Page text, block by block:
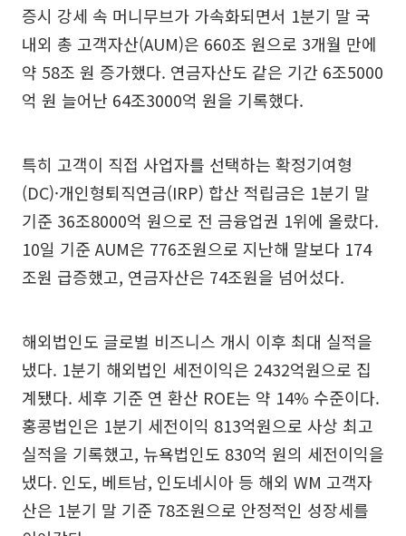
증시 강세 속 머니무브가 가속화되면서 1분기 말 국
내외 총 고객자산(AUM)은 660조 원으로 3개월 만에
약 58조 원 증가했다. 연금자산도 같은 기간 6조5000
억 원 늘어난 64조3000억 원을 기록했다.
특히 고객이 직접 사업자를 선택하는 확정기여형
(DC)·개인형퇴직연금(IRP) 합산 적립금은 1분기 말
기준 36조8000억 원으로 전 금융업권 1위에 올랐다.
10일 기준 AUM은 776조원으로 지난해 말보다 174
조원 급증했고, 연금자산은 74조원을 넘어섰다.
해외법인도 글로벌 비즈니스 개시 이후 최대 실적을
냈다. 1분기 해외법인 세전이익은 2432억원으로 집
계됐다. 세후 기준 연 환산 ROE는 약 14% 수준이다.
홍콩법인은 1분기 세전이익 813억원으로 사상 최고
실적을 기록했고, 뉴욕법인도 830억 원의 세전이익을
냈다. 인도, 베트남, 인도네시아 등 해외 WM 고객자
산은 1분기 말 기준 78조원으로 안정적인 성장세를